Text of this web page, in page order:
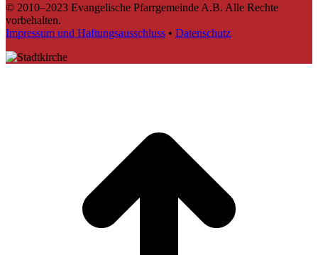
© 2010–2023 Evangelische Pfarrgemeinde A.B. Alle Rechte
vorbehalten.
Impressum und Haftungsausschluss • Datenschutz